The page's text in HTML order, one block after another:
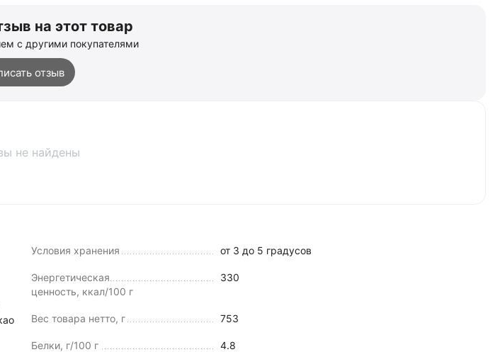
на этот товар
с другими покупателями
отзыв
не найдены
Условия хранения от 3 до 5 градусов
Энергетическая
ценность, ккал/100 г
330
Вес товара нетто, г 753
Белки, г/100 г 4.8